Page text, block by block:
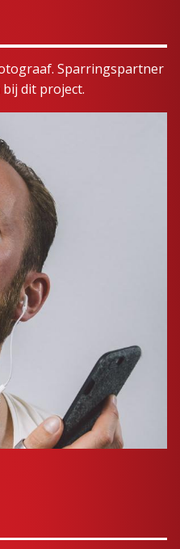
Sparringspartner
dit project.